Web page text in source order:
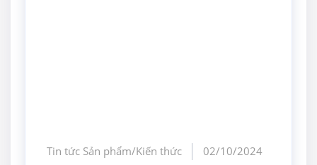
Tin tức Sản phẩm/Kiến thức 02/10/2024